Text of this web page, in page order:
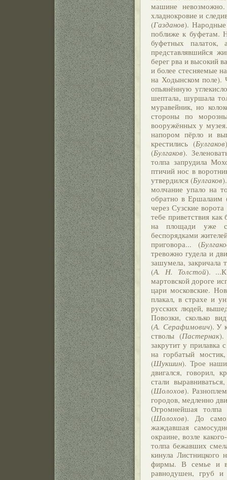
машине
хладнокровие и
(Газданов). Народные
поближе к буфетам.
буфетных палаток,
представлявшийся
берег рва и высокий
и более стесняемые
на Ходынском поле).
опьянённую
шептала, шуршала
муравейник, но
стороны по
вооружённых у
напором пёрло и
крестились (Булгаков
(Булгаков).
толпа запрудила
птичий нос в
утвердился (Булгаков
молчание упало на
обратно в Ершалаим
через Сузские
тебе приветствия
на площади уже
беспорядками
приговора... (
тревожно гудела и
зашумела, закричала
(А. Н. Толстой). ...К
мартовской дороге
цари московские.
плакал, в страхе и
русских людей,
Повозки, сколько
(А. Серафимович). У
стволы (Пастернак).
закрутит у прилавка
на горбатый
(Шукшин). Трое
двигался, говорил,
стали
(Шолохов).
городов, медленно
Огромнейшая толпа
(Шолохов). До
жаждавшая
окраине, возле
толпа бежавших
кинула Листницкого
фирмы. В семье и
равнодушен, груб